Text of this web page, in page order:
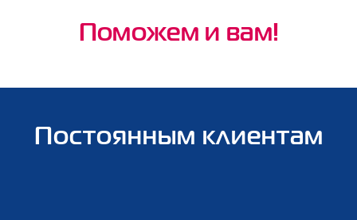
Поможем и вам!
Постоянным клиентам